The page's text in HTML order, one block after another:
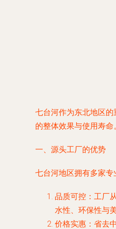
七台河作为东北地区
的整体效果与使用寿
一、源头工厂的优势
七台河地区拥有多家
品质可控 ：工厂
水性、环保性与
价格实惠 ：省去